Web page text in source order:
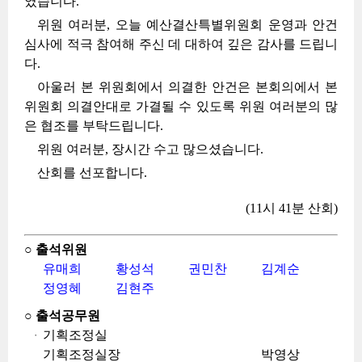
위원 여러분, 오늘 예산결산특별위원회 운영과 안건
심사에 적극 참여해 주신 데 대하여 깊은 감사를 드립니
다.
아울러 본 위원회에서 의결한 안건은 본회의에서 본
위원회 의결안대로 가결될 수 있도록 위원 여러분의 많
은 협조를 부탁드립니다.
위원 여러분, 장시간 수고 많으셨습니다.
산회를 선포합니다.
(11시 41분 산회)
○ 출석위원
유매희
황성석 권민찬
김계순
정영혜
김현주
○ 출석공무원
기획조정실
기획조정실장
박영상